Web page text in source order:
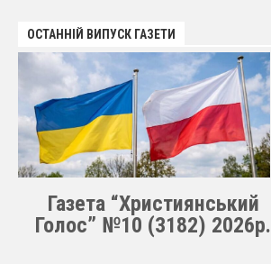
ОСТАННІЙ ВИПУСК ГАЗЕТИ
Газета “Християнський
Голос” №10 (3182) 2026р.